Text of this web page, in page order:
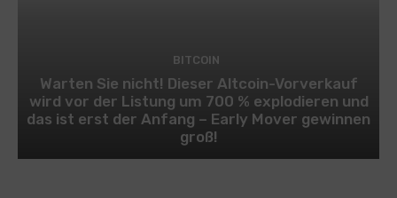
BITCOIN
Warten Sie nicht! Dieser Altcoin-Vorverkauf
wird vor der Listung um 700 % explodieren und
das ist erst der Anfang – Early Mover gewinnen
groß!